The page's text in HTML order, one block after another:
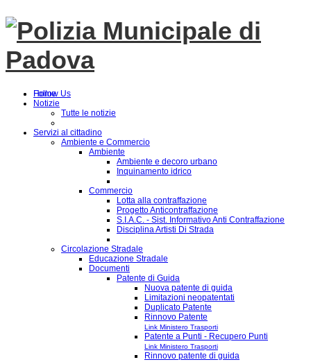
Follow Us
Home
Notizie
Tutte le notizie
Servizi al cittadino
Ambiente e Commercio
Ambiente
Ambiente e decoro urbano
Inquinamento idrico
Commercio
Lotta alla contraffazione
Progetto Anticontraffazione
S.I.A.C. - Sist. Informativo Anti Contraffazione
Disciplina Artisti Di Strada
Circolazione Stradale
Educazione Stradale
Documenti
Patente di Guida
Nuova patente di guida
Limitazioni neopatentati
Duplicato Patente
Rinnovo Patente
Link Ministero Trasporti
Patente a Punti - Recupero Punti
Link Ministero Trasporti
Rinnovo patente di guida